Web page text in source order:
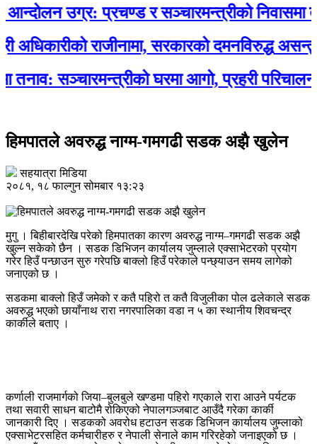
उग्र: प्रचण्ड र सञ्चारमन्त्रीको निवासमा
राजीनामा, सरकारको दमनविरुद्ध असन्तुष्टि
सञ्चारमन्त्रीको घरमा आगो, प्रहरी परिचालन
हिमपातले अवरुद्ध नाग्म-गमगढी सडक अझै खुलेन
सहयात्रा मिडिया
२०८१, १८ फाल्गुन सोमबार १३:२३
मुगु । बिहीबारदेखि परेको हिमपातका कारण अवरुद्ध नाग्म–गमगढी सडक अझै
खुल्न सकेको छैन । सडक डिभिजन कार्यालय जुम्लाले एक्साभेटरको प्रयोग
गरेर हिउँ पन्छाउन सुरु गरेपछि बाक्लो हिउँ परेकाले पन्छ्याउन समय लागेको
जनाएको छ ।
सडकमा बाक्लो हिउँ जमेको र कतै पहिरो त कतै विजुलीका पोल ढलेकाले सडक
अवरुद्ध भएको छायाँनाथ रारा नगरपालिका वडा न ५ का स्थानीय शिवचन्द्र
कार्कीले बताए ।
कर्णाली राजमार्गको जिया–बुलबुले खण्डमा पहिरो गएकाले रारा आउने पर्यटक
तथा सवारी साधन बाटोमै रोकिएको नेपालगञ्जबाट आउँदै गरेका कार्की
जानकारी दिए । सडकको अवरोध हटाउन सडक डिभिजन कार्यालय जुम्लाको
एक्साभेटरसहित कर्मचारीहरु र नेपाली सेनाले काम गरिरहेको जनाइएको छ ।